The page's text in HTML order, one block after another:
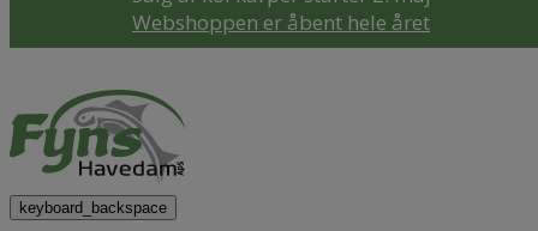
Webshoppen er åbent hele året
keyboard_backspace